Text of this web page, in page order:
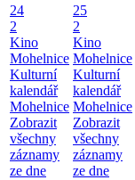
24
2
Kino
Mohelnice
Kulturní
kalendář
Mohelnice
Zobrazit
všechny
záznamy
ze dne
25
2
Kino
Mohelnice
Kulturní
kalendář
Mohelnice
Zobrazit
všechny
záznamy
ze dne